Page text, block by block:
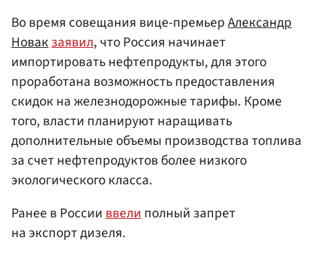
Во время совещания вице-премьерАлександр
Новакзаявил, что Россия начинает
импортировать нефтепродукты, для этого
проработана возможность предоставления
скидок на железнодорожные тарифы. Кроме
того, власти планируют наращивать
дополнительные объемы производства топлива
за счет нефтепродуктов более низкого
экологического класса.
Ранее в Россииввелиполный запрет
на экспорт дизеля.